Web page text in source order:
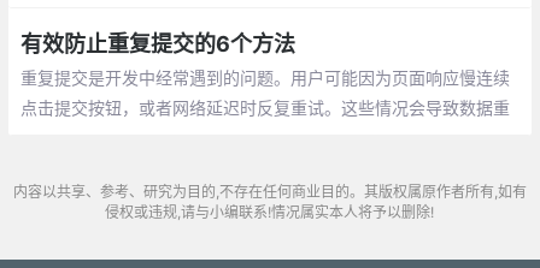
有效防止重复提交的6个方法
重复提交是开发中经常遇到的问题。用户可能因为页面响应慢连续
点击提交按钮，或者网络延迟时反复重试。这些情况会导致数据重
内容以共享、参考、研究为目的,不存在任何商业目的。其版权属原作者所有,如有
侵权或违规,请与小编联系!情况属实本人将予以删除!